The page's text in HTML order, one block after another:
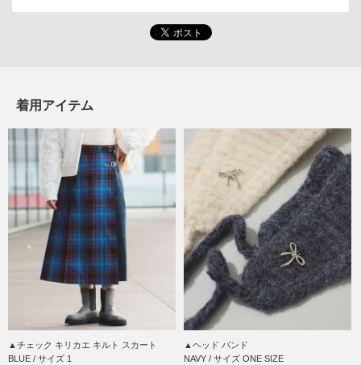
着用アイテム
▲チェック キリカエ キルト スカート
BLUE / サイズ 1
▲ヘッド バンド
NAVY / サイズ ONE SIZE